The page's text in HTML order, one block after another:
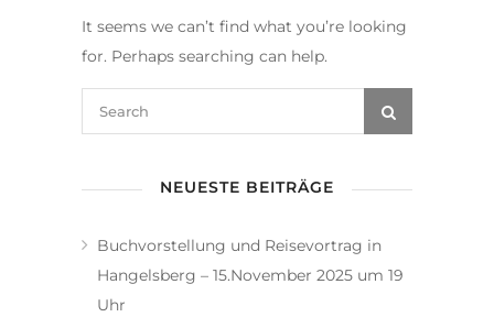
It seems we can’t find what you’re looking
for. Perhaps searching can help.
NEUESTE BEITRÄGE
Buchvorstellung und Reisevortrag in
Hangelsberg – 15.November 2025 um 19
Uhr